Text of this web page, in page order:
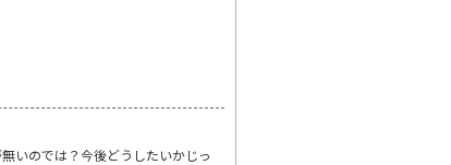
いのでは？今後どうしたいかじっ